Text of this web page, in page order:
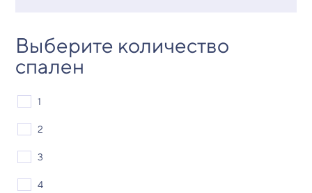
Выберите количество
спален
1
2
3
4